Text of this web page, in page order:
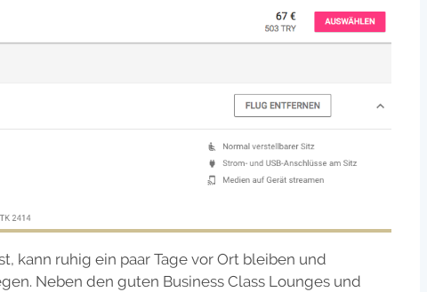
kann ruhig ein paar Tage vor Ort bleiben und
Neben den guten Business Class Lounges und